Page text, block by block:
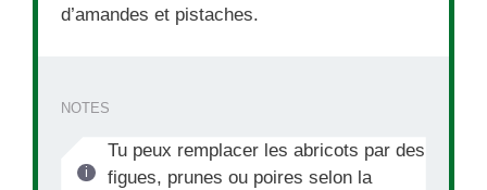
d’amandes et pistaches.
NOTES
Tu peux remplacer les abricots par des
figues, prunes ou poires selon la